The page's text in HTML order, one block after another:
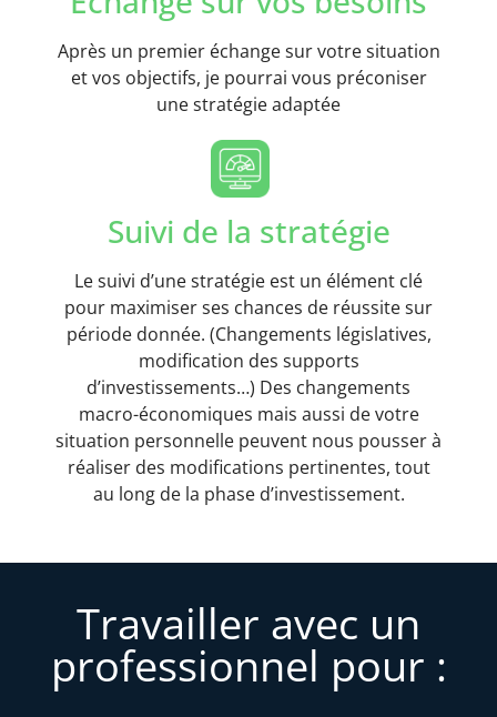
Après un premier échange sur votre situation
et vos objectifs, je pourrai vous préconiser
une stratégie adaptée
Suivi de la stratégie
Le suivi d’une stratégie est un élément clé
pour maximiser ses chances de réussite sur
période donnée. (Changements législatives,
modification des supports
d’investissements…) Des changements
macro-économiques mais aussi de votre
situation personnelle peuvent nous pousser à
réaliser des modifications pertinentes, tout
au long de la phase d’investissement.
Travailler avec un
professionnel pour :